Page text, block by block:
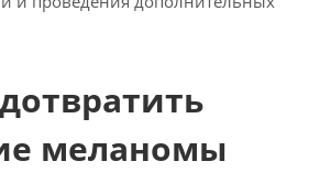
меланомы